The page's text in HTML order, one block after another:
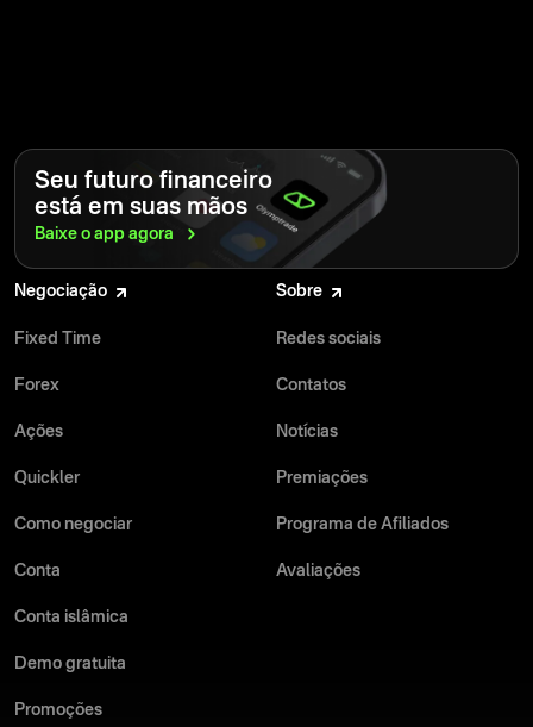
Seu futuro financeiro
está em suas mãos
Baixe o app agora
Negociação
Fixed Time
Forex
Ações
Quickler
Como negociar
Conta
Conta islâmica
Demo gratuita
Promoções
Sobre
Redes sociais
Contatos
Notícias
Premiações
Programa de Afiliados
Avaliações